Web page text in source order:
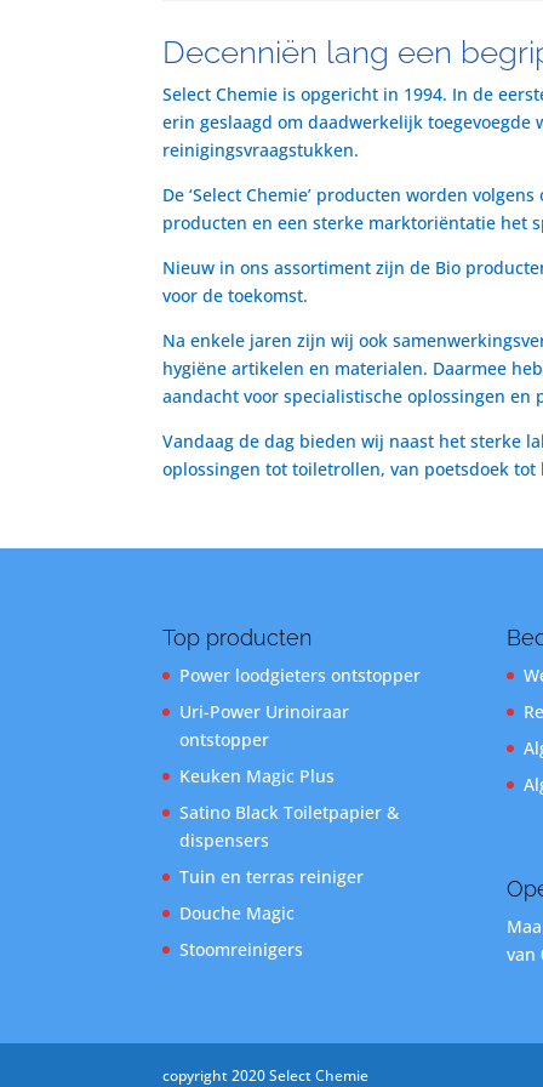
Decenniën lang een
Select Chemie is opgericht in 1994. In de
erin geslaagd om daadwerkelijk
reinigingsvraagstukken.
De ‘Select Chemie’ producten worden
producten en een sterke marktoriëntatie het
Nieuw in ons assortiment zijn de Bio
voor de toekomst.
Na enkele jaren zijn wij ook
hygiëne artikelen en materialen. Daarmee
aandacht voor specialistische oplossingen en
Vandaag de dag bieden wij naast het sterke
oplossingen tot toiletrollen, van poetsdoek
Top producten
Power loodgieters ontstopper
Uri-Power Urinoiraar
ontstopper
Keuken Magic Plus
Satino Black Toiletpapier &
dispensers
Tuin en terras reiniger
Douche Magic
Stoomreinigers
van
copyright 2020 Select Chemie